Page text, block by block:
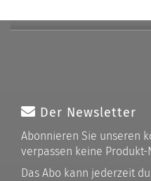
Der Newsletter
Abonnieren Sie unseren
verpassen keine
Das Abo kann jederzeit